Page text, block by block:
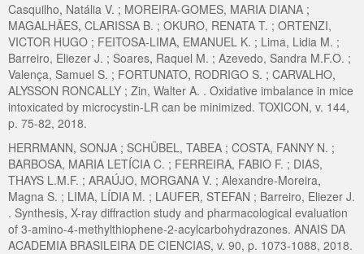
Casquilho, Natália V. ; MOREIRA-GOMES, MARIA DIANA ;
MAGALHÃES, CLARISSA B. ; OKURO, RENATA T. ; ORTENZI,
VICTOR HUGO ; FEITOSA-LIMA, EMANUEL K. ; Lima, Lidia M. ;
Barreiro, Eliezer J. ; Soares, Raquel M. ; Azevedo, Sandra M.F.O. ;
Valença, Samuel S. ; FORTUNATO, RODRIGO S. ; CARVALHO,
ALYSSON RONCALLY ; Zin, Walter A. . Oxidative imbalance in mice
intoxicated by microcystin-LR can be minimized. TOXICON, v. 144,
p. 75-82, 2018.
HERRMANN, SONJA ; SCHÜBEL, TABEA ; COSTA, FANNY N. ;
BARBOSA, MARIA LETÍCIA C. ; FERREIRA, FABIO F. ; DIAS,
THAYS L.M.F. ; ARAÚJO, MORGANA V. ; Alexandre-Moreira,
Magna S. ; LIMA, LÍDIA M. ; LAUFER, STEFAN ; Barreiro, Eliezer J.
. Synthesis, X-ray diffraction study and pharmacological evaluation
of 3-amino-4-methylthiophene-2-acylcarbohydrazones. ANAIS DA
ACADEMIA BRASILEIRA DE CIENCIAS, v. 90, p. 1073-1088, 2018.